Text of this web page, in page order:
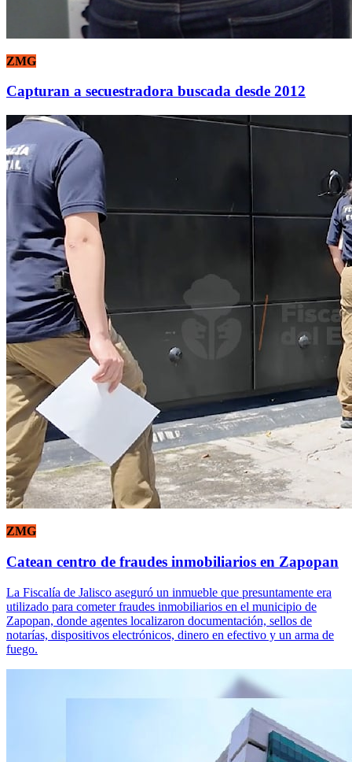
ZMG
Capturan a secuestradora buscada desde 2012
ZMG
Catean centro de fraudes inmobiliarios en Zapopan
La Fiscalía de Jalisco aseguró un inmueble que presuntamente era
utilizado para cometer fraudes inmobiliarios en el municipio de
Zapopan, donde agentes localizaron documentación, sellos de
notarías, dispositivos electrónicos, dinero en efectivo y un arma de
fuego.